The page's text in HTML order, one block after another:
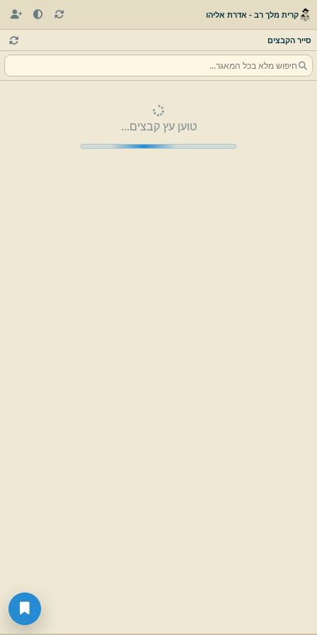
קרית מלך רב - אדרת אליהו
סייר הקבצים
טוען עץ קבצים...